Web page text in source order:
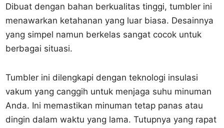
Dibuat dengan bahan berkualitas tinggi, tumbler ini
menawarkan ketahanan yang luar biasa. Desainnya
yang simpel namun berkelas sangat cocok untuk
berbagai situasi.
Tumbler ini dilengkapi dengan teknologi insulasi
vakum yang canggih untuk menjaga suhu minuman
Anda. Ini memastikan minuman tetap panas atau
dingin dalam waktu yang lama. Tutupnya yang rapat